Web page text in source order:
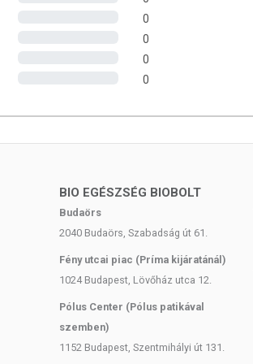
a betegség lefolyásának
esélyét szintetikus anyagokra,
legalább fél óráig ne étkezzen
0
0
0
0
BIO EGÉSZSÉG BIOBOLT
Budaörs
2040 Budaörs, Szabadság út 61.
Fény utcai piac (Príma kijáratánál)
1024 Budapest, Lövőház utca 12.
Pólus Center (Pólus patikával
szemben)
1152 Budapest, Szentmihályi út 131.